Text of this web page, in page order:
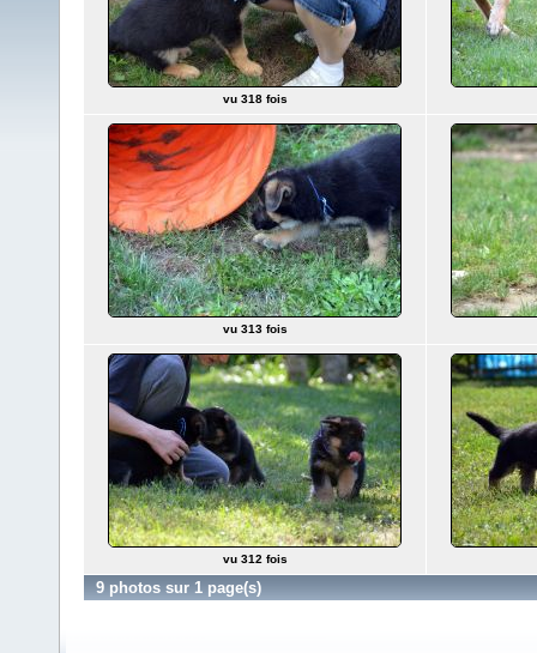
vu 318 fois
vu 313 fois
vu 312 fois
9 photos sur 1 page(s)